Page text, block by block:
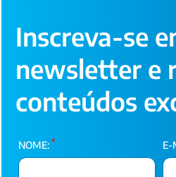
Inscreva-se
newsletter e
conteúdos
NOME: * E-